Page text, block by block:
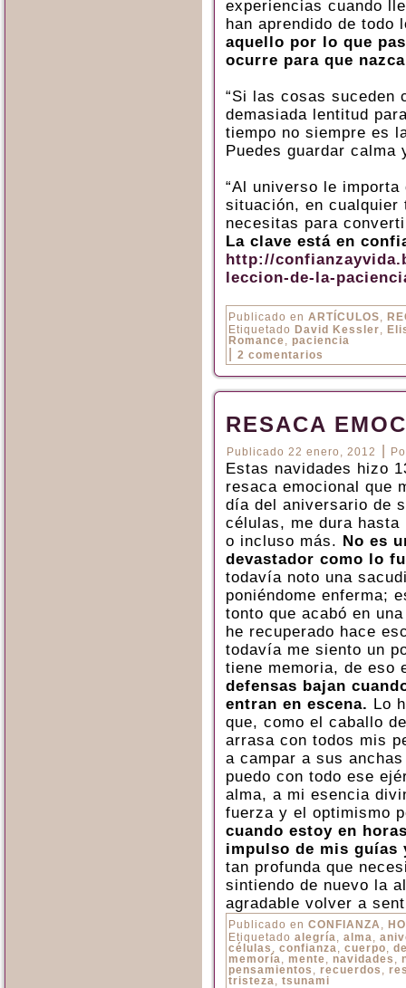
experiencias cuando
han aprendido de
aquello por lo que
ocurre para que
“Si las cosas suceden
demasiada lentitud
tiempo no siempre es
Puedes guardar calma
“Al universo le
situación, en
necesitas para
La clave está en
http://
leccion-de-la-
Publicado en ARTÍCULOS,
Etiquetado David Kessler,
Romance, paciencia
2 comentarios
RESACA
Publicado 22 enero, 2012
Estas navidades hizo
resaca emocional que
día del aniversario de
células, me dura
o incluso más. No es
devastador como lo
todavía noto una
poniéndome enferma;
tonto que acabó en
he recuperado hace
todavía me siento un
tiene memoria, de eso
defensas bajan
entran en escena. Lo
que, como el caballo
arrasa con todos mis
a campar a sus
puedo con todo ese
alma, a mi esencia
fuerza y el optimismo
cuando estoy en
impulso de mis guías
tan profunda que
sintiendo de nuevo la
agradable volver a
Publicado en CONFIANZA ,
Etiquetado alegría, alma,
células , confianza, cuerpo,
memoría, mente, navidades ,
pensamientos , recuerdos ,
tristeza, tsunami